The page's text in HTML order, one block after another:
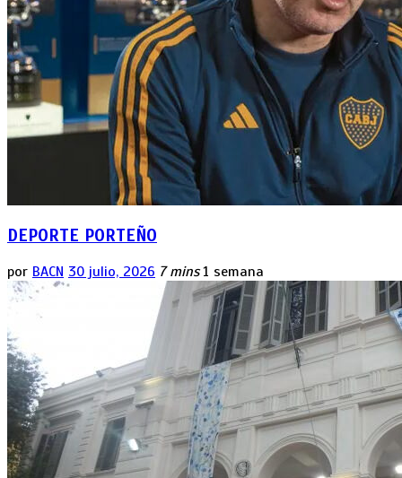
DEPORTE PORTEÑO
por BACN 30 julio, 2026 7 mins 1 semana